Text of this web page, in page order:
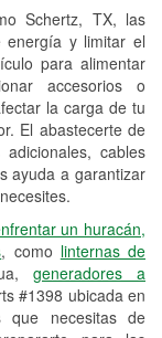
Schertz, TX, las
energía y limitar el
para alimentar
accesorios o
la carga de tu
El abastecerte de
cables
ayuda a garantizar
un huracán,
, como linternas de
generadores a
#1398 ubicada en
que necesitas de